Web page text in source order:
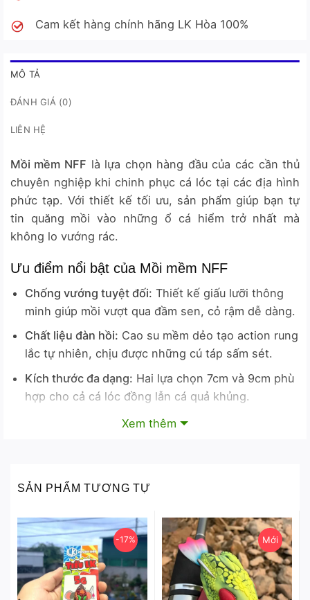
Cam kết hàng chính hãng LK Hòa 100%
MÔ TẢ
ĐÁNH GIÁ (0)
LIÊN HỆ
Mồi mềm NFF là lựa chọn hàng đầu của các cần thủ
chuyên nghiệp khi chinh phục cá lóc tại các địa hình
phức tạp. Với thiết kế tối ưu, sản phẩm giúp bạn tự
tin quăng mồi vào những ổ cá hiểm trở nhất mà
không lo vướng rác.
Ưu điểm nổi bật của Mồi mềm NFF
Chống vướng tuyệt đối: Thiết kế giấu lưỡi thông
minh giúp mồi vượt qua đầm sen, cỏ rậm dễ dàng.
Chất liệu đàn hồi: Cao su mềm dẻo tạo action rung
lắc tự nhiên, chịu được những cú táp sấm sét.
Kích thước đa dạng: Hai lựa chọn 7cm và 9cm phù
hợp cho cả cá lóc đồng lẫn cá quả khủng.
Quy cách vỉ 7 con giúp cần thủ
Sản phẩm Mồi mềm NFF
Chiều dài 7cm / 9cm
Trọng lượng 5g
Xem thêm
SẢN PHẨM TƯƠNG TỰ
-17% Mới